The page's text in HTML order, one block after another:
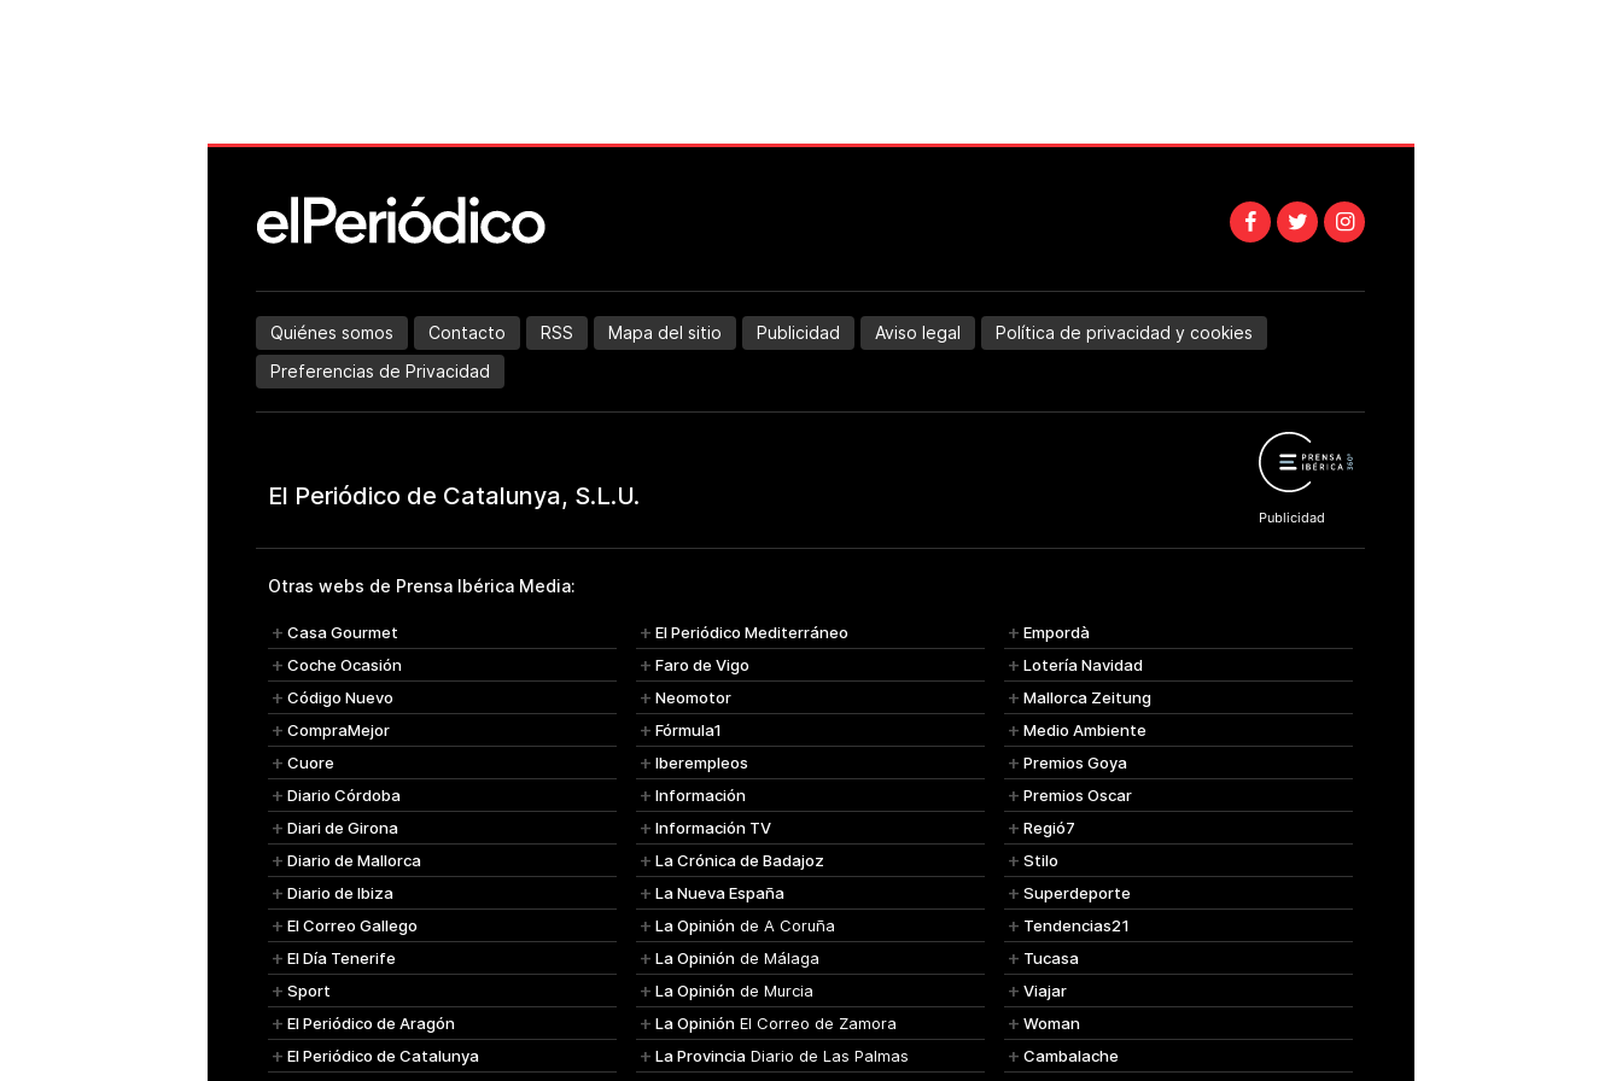
Quiénes somos Contacto RSS Mapa del sitio Publicidad Aviso legal
Política de privacidad y cookies
Preferencias de Privacidad
Otras webs de Prensa Ibérica Media:
Casa Gourmet
Coche Ocasión
Código Nuevo
CompraMejor
Cuore
Diario Córdoba
Diari de Girona
Diario de Mallorca
Diario de Ibiza
El Correo Gallego
El Día Tenerife
Sport
El Periódico de Aragón
El Periódico de Catalunya
El Periódico Mediterráneo
Faro de Vigo
Neomotor
Fórmula1
Iberempleos
Información
Información TV
La Crónica de Badajoz
La Nueva España
La Opinión de A Coruña
La Opinión de Málaga
La Opinión de Murcia
La Opinión El Correo de Zamora
La Provincia Diario de Las Palmas
Empordà
Lotería Navidad
Mallorca Zeitung
Medio Ambiente
Premios Goya
Premios Oscar
Regió7
Stilo
Superdeporte
Tendencias21
Tucasa
Viajar
Woman
Cambalache